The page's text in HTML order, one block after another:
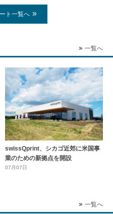
ト一覧へ
一覧へ
swissQprint、シカゴ近郊に⽶国事
業のための新拠点を開設
07月07日
一覧へ